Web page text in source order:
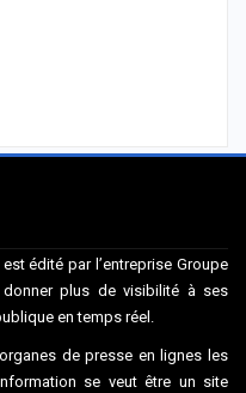
édité par l’entreprise Groupe
donner plus de visibilité à ses
en temps réel.
de presse en lignes les
se veut être un site